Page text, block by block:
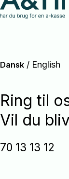
Dansk / English
Ring til
Vil du
70 13 13 12